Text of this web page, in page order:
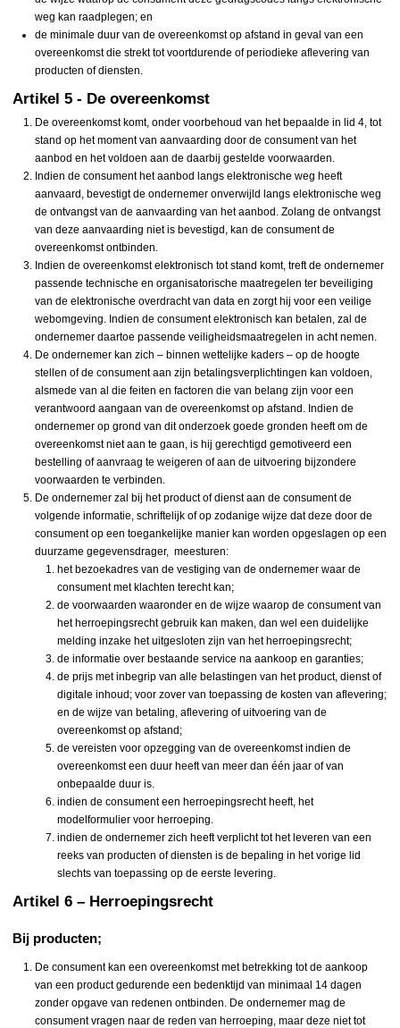
weg kan raadplegen; en
de minimale duur van de overeenkomst op afstand in geval van een
overeenkomst die strekt tot voortdurende of periodieke aflevering van
producten of diensten.
Artikel 5 - De overeenkomst
De overeenkomst komt, onder voorbehoud van het bepaalde in lid 4, tot
stand op het moment van aanvaarding door de consument van het
aanbod en het voldoen aan de daarbij gestelde voorwaarden.
Indien de consument het aanbod langs elektronische weg heeft
aanvaard, bevestigt de ondernemer onverwijld langs elektronische weg
de ontvangst van de aanvaarding van het aanbod. Zolang de ontvangst
van deze aanvaarding niet is bevestigd, kan de consument de
overeenkomst ontbinden.
Indien de overeenkomst elektronisch tot stand komt, treft de ondernemer
passende technische en organisatorische maatregelen ter beveiliging
van de elektronische overdracht van data en zorgt hij voor een veilige
webomgeving. Indien de consument elektronisch kan betalen, zal de
ondernemer daartoe passende veiligheidsmaatregelen in acht nemen.
De ondernemer kan zich – binnen wettelijke kaders – op de hoogte
stellen of de consument aan zijn betalingsverplichtingen kan voldoen,
alsmede van al die feiten en factoren die van belang zijn voor een
verantwoord aangaan van de overeenkomst op afstand. Indien de
ondernemer op grond van dit onderzoek goede gronden heeft om de
overeenkomst niet aan te gaan, is hij gerechtigd gemotiveerd een
bestelling of aanvraag te weigeren of aan de uitvoering bijzondere
voorwaarden te verbinden.
De ondernemer zal bij het product of dienst aan de consument de
volgende informatie, schriftelijk of op zodanige wijze dat deze door de
consument op een toegankelijke manier kan worden opgeslagen op een
duurzame gegevensdrager, meesturen:
het bezoekadres van de vestiging van de ondernemer waar de
consument met klachten terecht kan;
de voorwaarden waaronder en de wijze waarop de consument van
het herroepingsrecht gebruik kan maken, dan wel een duidelijke
melding inzake het uitgesloten zijn van het herroepingsrecht;
de informatie over bestaande service na aankoop en garanties;
de prijs met inbegrip van alle belastingen van het product, dienst of
digitale inhoud; voor zover van toepassing de kosten van aflevering;
en de wijze van betaling, aflevering of uitvoering van de
overeenkomst op afstand;
de vereisten voor opzegging van de overeenkomst indien de
overeenkomst een duur heeft van meer dan één jaar of van
onbepaalde duur is.
indien de consument een herroepingsrecht heeft, het
modelformulier voor herroeping.
indien de ondernemer zich heeft verplicht tot het leveren van een
reeks van producten of diensten is de bepaling in het vorige lid
slechts van toepassing op de eerste levering.
Artikel 6 – Herroepingsrecht
Bij producten;
De consument kan een overeenkomst met betrekking tot de aankoop
van een product gedurende een bedenktijd van minimaal 14 dagen
zonder opgave van redenen ontbinden. De ondernemer mag de
consument vragen naar de reden van herroeping, maar deze niet tot